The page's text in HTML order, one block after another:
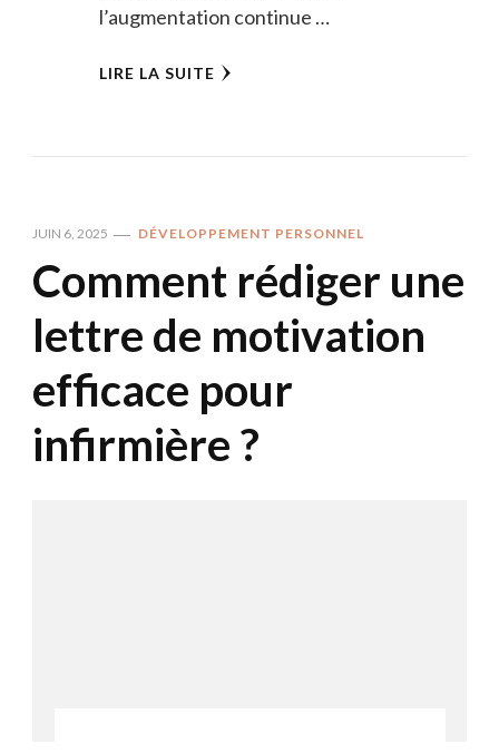
l’augmentation continue …
LIRE LA SUITE
JUIN 6, 2025 DÉVELOPPEMENT PERSONNEL
Comment rédiger une
lettre de motivation
efficace pour
infirmière ?